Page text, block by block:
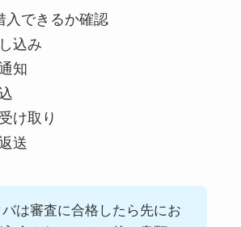
入できるか確認
込み
知
け取り
送
バは審査に合格したら先にお